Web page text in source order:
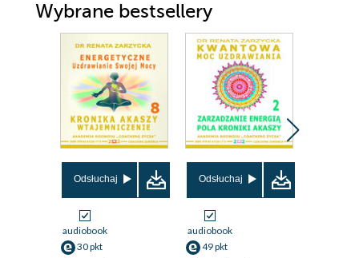
Wybrane bestsellery
Odsłuchaj
audiobook
30 pkt
Odsłuchaj
audiobook
49 pkt